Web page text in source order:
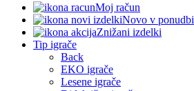
Moj račun
Novo v ponudbi
Znižani izdelki
Tip igrače
Back
EKO igrače
Lesene igrače